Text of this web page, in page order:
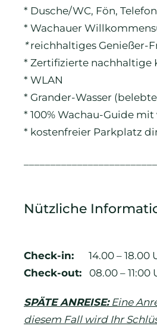
* Dusche/WC, Fön,
* Wachauer
*reichhaltiges Genießer-
* Zertifizierte nachhaltige
* WLAN
* Grander-Wasser
* 100% Wachau-Guide
* kostenfreier Parkplatz
Nützliche
Check-in:
14.00 – 18.00
Check-out:
08.00 – 11:00
SPÄTE ANREISE:Eine
diesem Fall wird Ihr